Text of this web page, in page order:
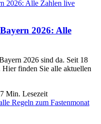
2026: Alle
2026 sind da. Seit 18
finden Sie alle aktuellen
7 Min. Lesezeit